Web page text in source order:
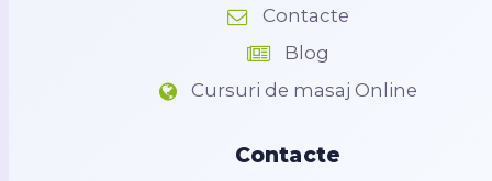
Contacte
Blog
Cursuri de masaj Online
Contacte